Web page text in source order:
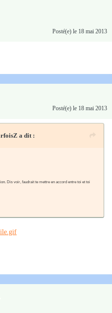
Posté(e) le 18 mai 2013
Posté(e) le 18 mai 2013
a dit :
Dis voir, faudrait te mettre en accord entre toi et toi